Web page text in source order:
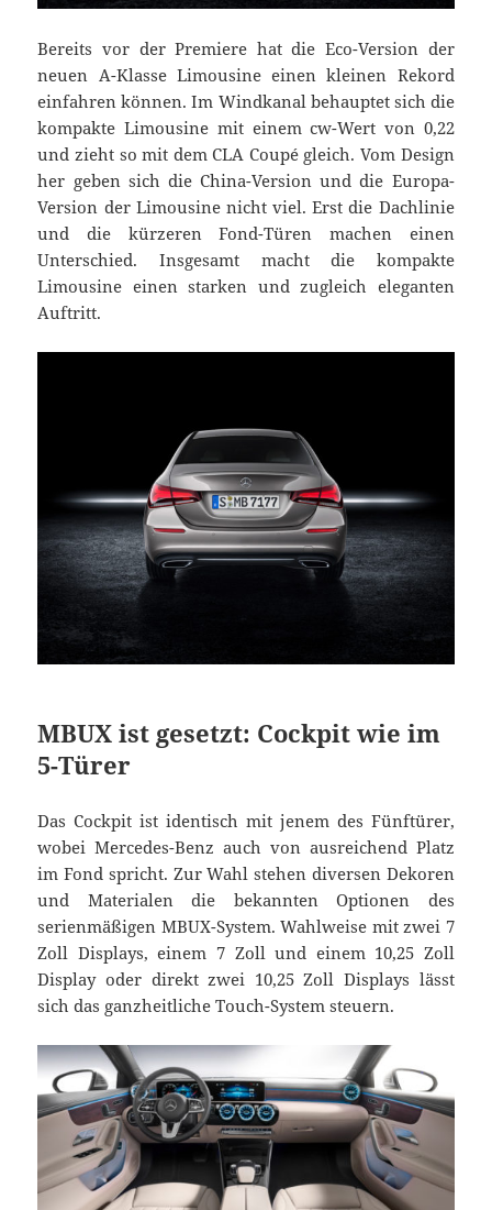
Bereits vor der Premiere hat die Eco-Version der
neuen A-Klasse Limousine einen kleinen Rekord
einfahren können. Im Windkanal behauptet sich die
kompakte Limousine mit einem cw-Wert von 0,22
und zieht so mit dem CLA Coupé gleich. Vom Design
her geben sich die China-Version und die Europa-
Version der Limousine nicht viel. Erst die Dachlinie
und die kürzeren Fond-Türen machen einen
Unterschied. Insgesamt macht die kompakte
Limousine einen starken und zugleich eleganten
Auftritt.
MBUX ist gesetzt: Cockpit wie im
5-Türer
Das Cockpit ist identisch mit jenem des Fünftürer,
wobei Mercedes-Benz auch von ausreichend Platz
im Fond spricht. Zur Wahl stehen diversen Dekoren
und Materialen die bekannten Optionen des
serienmäßigen MBUX-System. Wahlweise mit zwei 7
Zoll Displays, einem 7 Zoll und einem 10,25 Zoll
Display oder direkt zwei 10,25 Zoll Displays lässt
sich das ganzheitliche Touch-System steuern.